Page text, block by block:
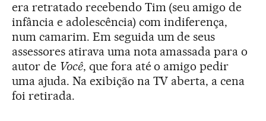
era retratado recebendo Tim (seu amigo de
infância e adolescência) com indiferença,
num camarim. Em seguida um de seus
assessores atirava uma nota amassada para o
autor de Você, que fora até o amigo pedir
uma ajuda. Na exibição na TV aberta, a cena
foi retirada.